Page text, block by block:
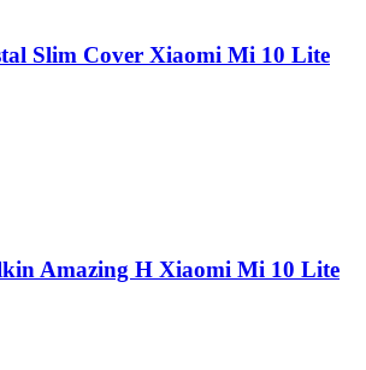
Slim Cover Xiaomi Mi 10 Lite
Amazing H Xiaomi Mi 10 Lite